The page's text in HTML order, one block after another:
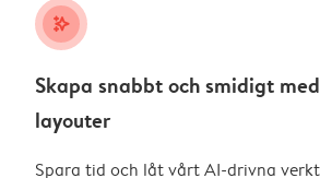
stars_plus
Skapa snabbt och smidigt
layouter
Spara tid och låt vårt AI-drivna